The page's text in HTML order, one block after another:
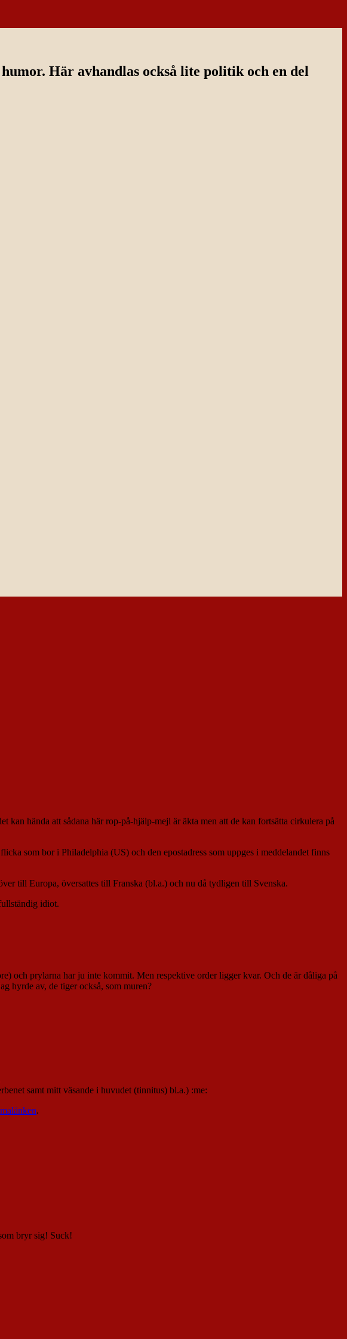
Här avhandlas också lite politik och en del
hända att sådana här rop-på-hjälp-mejl är äkta men att de kan fortsätta cirkulera på
som bor i Philadelphia (US) och den epostadress som uppges i meddelandet finns
till Europa, översattes till Franska (bl.a.) och nu då tydligen till Svenska.
idiot.
och prylarna har ju inte kommit. Men respektive order ligger kvar. Och de är dåliga på
hyrde av, de tiger också, som muren?
samt mitt väsande i huvudet (tinnitus) bl.a.) :me:
.
bryr sig! Suck!